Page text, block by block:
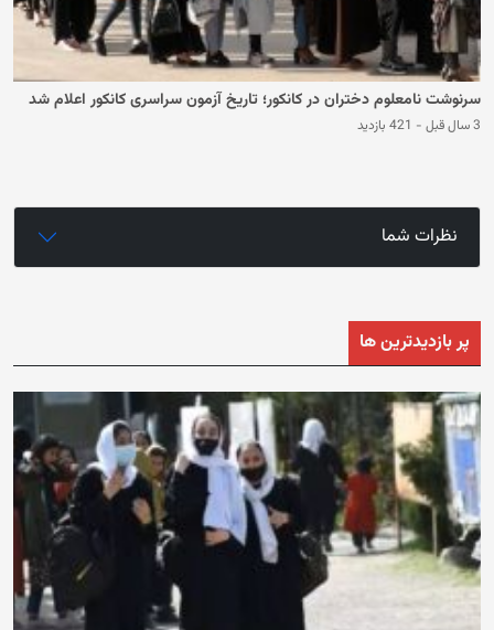
سرنوشت نامعلوم دختران در کانکور؛ تاریخ آزمون سراسری کانکور اعلام شد
3 سال قبل - 421 بازدید
نظرات شما
پر بازدیدترین ها